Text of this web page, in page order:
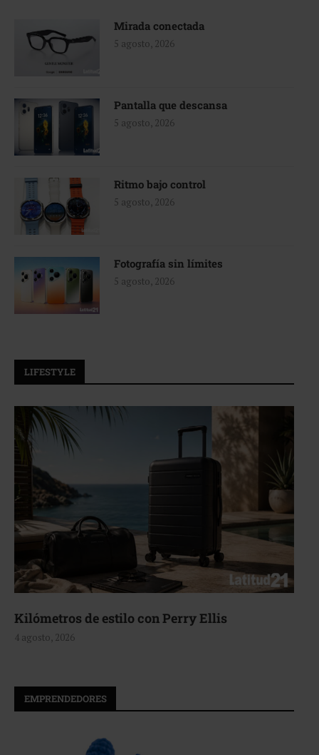
Mirada conectada
5 agosto, 2026
Pantalla que descansa
5 agosto, 2026
Ritmo bajo control
5 agosto, 2026
Fotografía sin límites
5 agosto, 2026
LIFESTYLE
Aerie, texturas que fluyen
4 agosto, 2026
EMPRENDEDORES